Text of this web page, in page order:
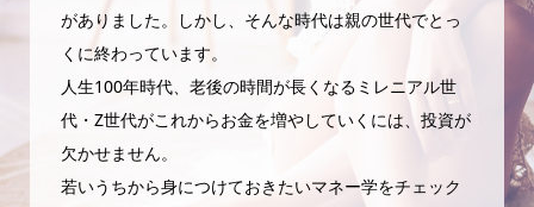
がありました。しかし、そんな時代は親の世代でとっ
くに終わっています。
人生100年時代、老後の時間が長くなるミレニアル世
代・Z世代がこれからお金を増やしていくには、投資が
欠かせません。
若いうちから身につけておきたいマネー学をチェック